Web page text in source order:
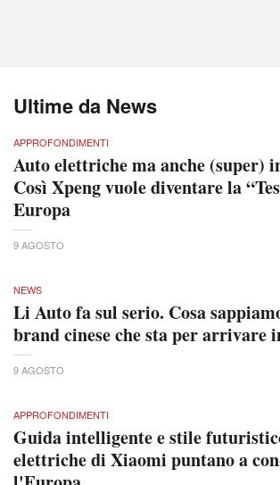
Ultime da News
APPROFONDIMENTI
Auto elettriche ma anche (super)
Così Xpeng vuole diventare la
Europa
9 AGOSTO
NEWS
Li Auto fa sul serio. Cosa
brand cinese che sta per arrivare
9 AGOSTO
APPROFONDIMENTI
Guida intelligente e stile
elettriche di Xiaomi puntano a